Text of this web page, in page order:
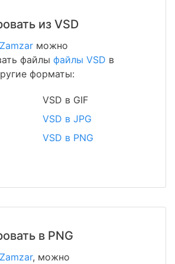
из VSD
Zamzar можно
файлы файлы VSD в
форматы:
VSD в GIF
VSD в JPG
VSD в PNG
в PNG
Zamzar, можно